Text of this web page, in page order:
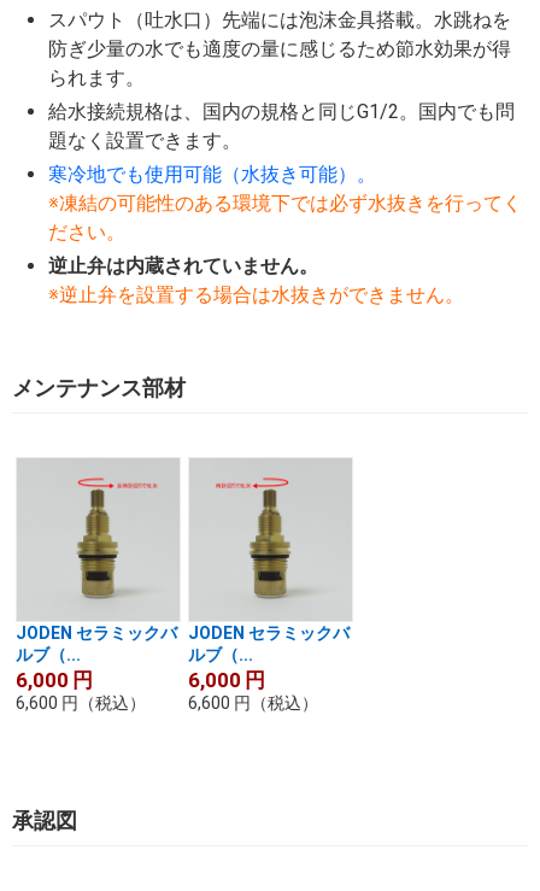
スパウト（吐水口）先端には泡沫金具搭載。水跳ねを
防ぎ少量の水でも適度の量に感じるため節水効果が得
られます。
給水接続規格は、国内の規格と同じG1/2。国内でも問
題なく設置できます。
寒冷地でも使用可能（水抜き可能）。
※凍結の可能性のある環境下では必ず水抜きを行ってく
ださい。
逆止弁は内蔵されていません。
※逆止弁を設置する場合は水抜きができません。
メンテナンス部材
JODEN セラミックバ
ルブ（...
6,000 円
6,600 円 （税込）
JODEN セラミックバ
ルブ（...
6,000 円
6,600 円 （税込）
承認図